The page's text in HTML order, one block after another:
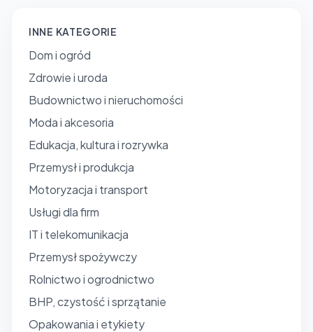
INNE KATEGORIE
Dom i ogród
Zdrowie i uroda
Budownictwo i nieruchomości
Moda i akcesoria
Edukacja, kultura i rozrywka
Przemysł i produkcja
Motoryzacja i transport
Usługi dla firm
IT i telekomunikacja
Przemysł spożywczy
Rolnictwo i ogrodnictwo
BHP, czystość i sprzątanie
Opakowania i etykiety